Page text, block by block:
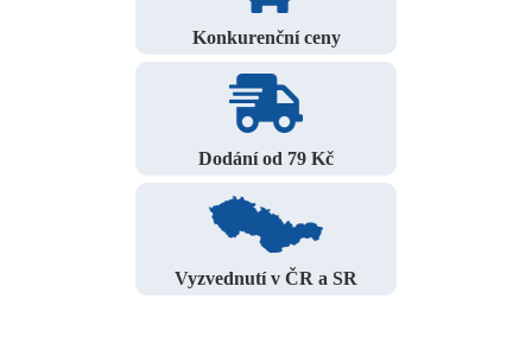
Konkurenční ceny
Dodání od 79 Kč
Vyzvednutí v ČR a SR